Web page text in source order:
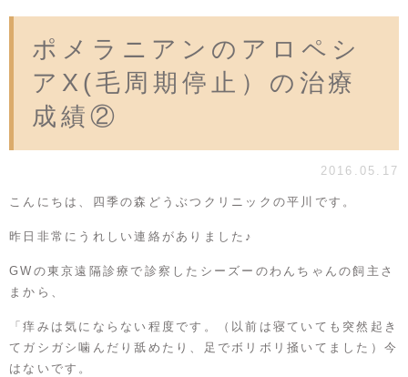
ポメラニアンのアロペシ
アX(毛周期停止）の治療
成績②
2016.05.17
こんにちは、四季の森どうぶつクリニックの平川です。
昨日非常にうれしい連絡がありました♪
GWの東京遠隔診療で診察したシーズーのわんちゃんの飼主さ
まから、
「痒みは気にならない程度です。（以前は寝ていても突然起き
てガシガシ噛んだり舐めたり、足でボリボリ掻いてました）今
はないです。